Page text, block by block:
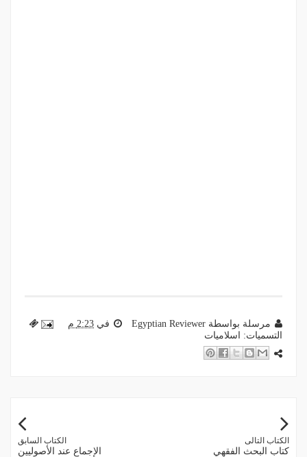
مرسلة بواسطة Egyptian Reviewer في 2:23 م
التسميات:
اسلاميات
الكتاب السابق
الإجماع عند الأصوليين
الكتاب التالى
كتاب البحث الفقهي